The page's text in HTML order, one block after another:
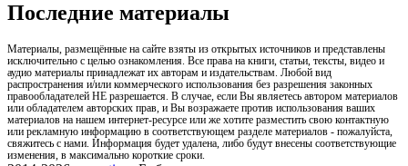
Последние материалы
Материалы, размещённые на сайте взяты из открытых источников и представлены
исключительно с целью ознакомления. Все права на книги, статьи, тексты, видео и
аудио материалы принадлежат их авторам и издательствам. Любой вид
распространения и/или коммерческого использования без разрешения законных
правообладателей НЕ разрешается. В случае, если Вы являетесь автором материалов
или обладателем авторских прав, и Вы возражаете против использования ваших
материалов на нашем интернет-ресурсе или же хотите разместить свою контактную
или рекламную информацию в соответствующем разделе материалов - пожалуйста,
свяжитесь с нами. Информация будет удалена, либо будут внесены соответствующие
изменения, в максимально короткие сроки.